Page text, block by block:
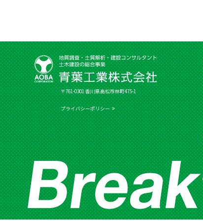
〒761-0301 香川県高松市林町475-1
プライバシーポリシー